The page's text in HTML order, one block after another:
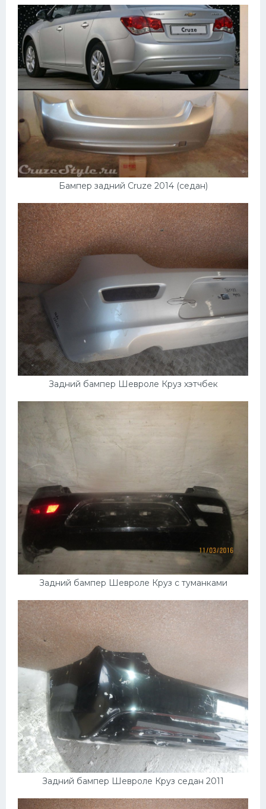
Бампер задний Cruze 2014 (седан)
Задний бампер Шевроле Круз хэтчбек
Задний бампер Шевроле Круз с туманками
Задний бампер Шевроле Круз седан 2011